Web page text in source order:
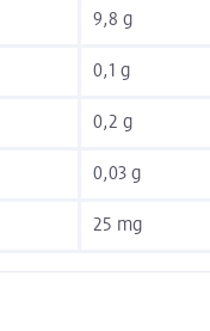
9,8 g
0,1 g
0,2 g
0,03 g
25 mg